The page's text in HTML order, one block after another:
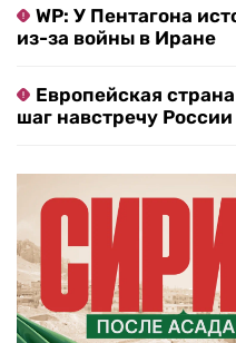
WP: У Пентагона
из-за войны в Иране
Европейская
шаг навстречу России